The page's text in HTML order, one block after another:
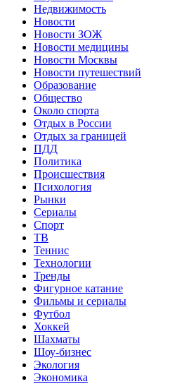
Недвижимость
Новости
Новости ЗОЖ
Новости медицины
Новости Москвы
Новости путешествий
Образование
Общество
Около спорта
Отдых в России
Отдых за границей
ПДД
Политика
Происшествия
Психология
Рынки
Сериалы
Спорт
ТВ
Теннис
Технологии
Тренды
Фигурное катание
Фильмы и сериалы
Футбол
Хоккей
Шахматы
Шоу-бизнес
Экология
Экономика